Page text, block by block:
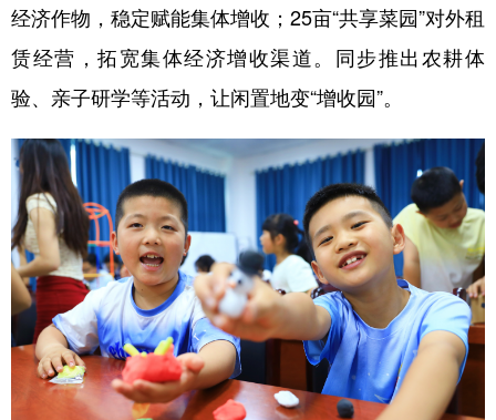
经济作物，稳定赋能集体增收；25亩“共享菜园”对外租
赁经营，拓宽集体经济增收渠道。同步推出农耕体
验、亲子研学等活动，让闲置地变“增收园”。